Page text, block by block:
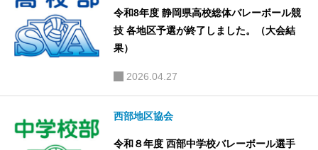
令和8年度 静岡県高校総体バレーボール競
技 各地区予選が終了しました。（大会結
果）
2026.04.27
西部地区協会
令和８年度 西部中学校バレーボール選手